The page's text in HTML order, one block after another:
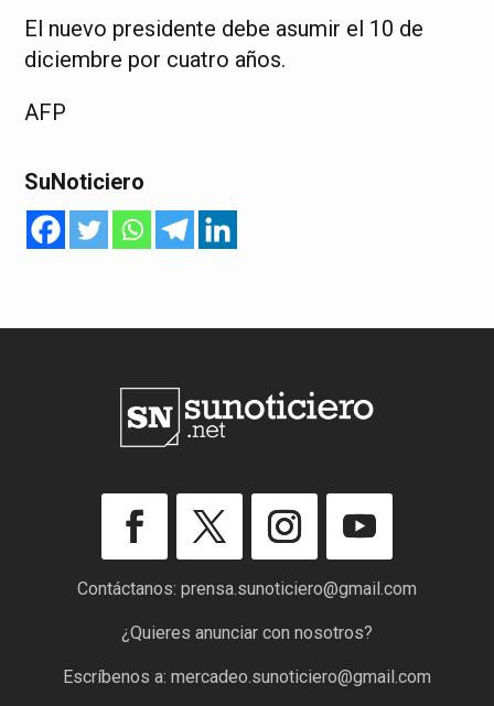
El nuevo presidente debe asumir el 10 de
diciembre por cuatro años.
AFP
SuNoticiero
Contáctanos: prensa.sunoticiero@gmail.com
¿Quieres anunciar con nosotros?
Escríbenos a: mercadeo.sunoticiero@gmail.com